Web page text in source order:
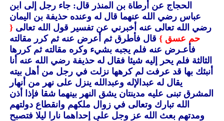
الحجاج عن أرطاة بن المنذر قال: جاء رجل إلى ابن
عباس رضي الله عنهما قال له وعنده حذيفة بن اليمان
رضي الله تعالى عنه أخبرني عن تفسير قول الله تعالى {
حم عسق }قال فأطرق ثم أعرض عنه ثم كرر مقالته
فأعـرض عنه فلم يجبه بشيء وكره مقالته ثم كررها
الثالثة فلم يحر إليه شيئا فقال له حذيفة رضي الله عنه أنا
أنبئك بها قد عرفت لم كرهها نزلت في رجل من أهل بيته
يقال له عبدالإله وعبدالله ينزل على نهر من أنهار
المشرق تبنى عليه مدينتان يشق النهر بينهما شقا فإذا أذن
الله تبارك وتعالى في زوال ملكهم وانقطاع دولتهم
ومدتهم بعث الله عز وجل على إحداهما نارا ليلا فتصبح